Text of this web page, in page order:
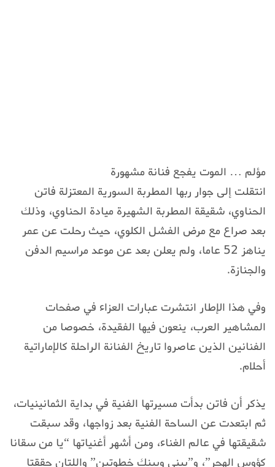
مؤلم … الموت يفجع فنانة مشهورة
انتقلت إلى جوار ربها المطربة السورية المعتزلة فاتن
الحناوي، شقيقة المطربة الشهيرة ميادة الحناوي، وذلك
بعد صراع مع مرض الفشل الكلوي، حيث رحلت عن عمر
يناهز 52 عاما، ولم يعلن بعد عن موعد مراسيم الدفن
والجنازة.
وفي هذا الإطار انتشرت عبارات العزاء في صفحات
المشاهير العرب، ينعون فيها الفقيدة، خصوصا من
الفنانين الذين عاصروا تاريخ الفنانة الراحلة كالإماراتية
أحلام.
يذكر أن فاتن بدأت مسيرتها الفنية في بداية الثمانينيات،
ثم ابتعدت عن الساحة الفنية بعد زواجها، وقد سبقت
شقيقتها في عالم الغناء، ومن أشهر أغنياتها “يا من سقانا
كؤوس الهجر”، و”بيني وبينك خطوتين” واللتان حققتا